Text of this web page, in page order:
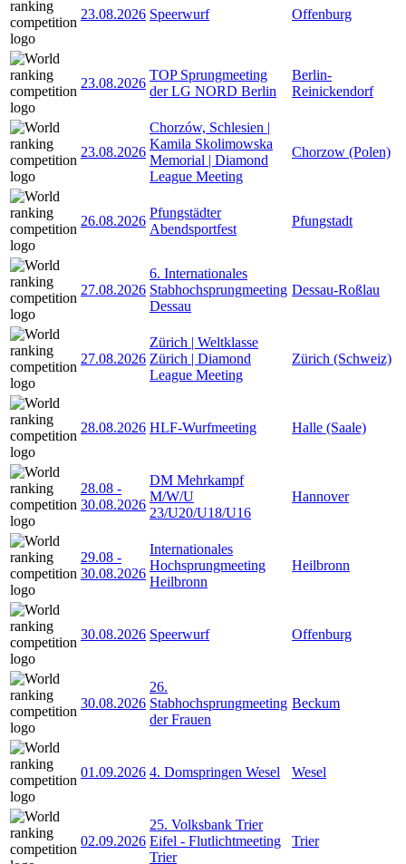
23.08.2026 Speerwurf Offenburg
23.08.2026
TOP Sprungmeeting
der LG NORD Berlin
Berlin-
Reinickendorf
23.08.2026
Chorzów, Schlesien |
Kamila Skolimowska
Memorial | Diamond
League Meeting
Chorzow (Polen)
26.08.2026
Pfungstädter
Abendsportfest
Pfungstadt
27.08.2026
6. Internationales
Stabhochsprungmeeting
Dessau
Dessau-Roßlau
27.08.2026
Zürich | Weltklasse
Zürich | Diamond
League Meeting
Zürich (Schweiz)
28.08.2026 HLF-Wurfmeeting Halle (Saale)
28.08 -
30.08.2026
DM Mehrkampf
M/W/U
23/U20/U18/U16
Hannover
29.08 -
30.08.2026
Internationales
Hochsprungmeeting
Heilbronn
Heilbronn
30.08.2026 Speerwurf Offenburg
30.08.2026
26.
Stabhochsprungmeeting
der Frauen
Beckum
01.09.2026 4. Domspringen Wesel Wesel
02.09.2026
25. Volksbank Trier
Eifel - Flutlichtmeeting
Trier
Trier